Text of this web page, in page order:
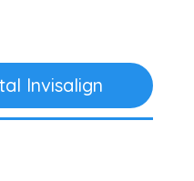
Invisalign